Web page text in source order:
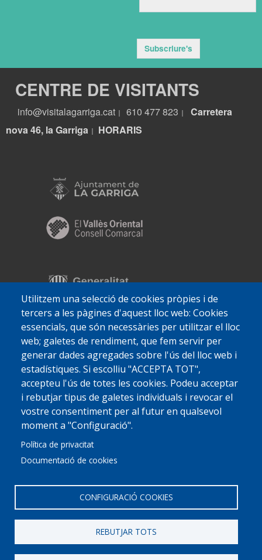
Utilitzem una selecció de cookies pròpies i de
tercers a les pàgines d'aquest lloc web: Cookies
essencials, que són necessàries per utilitzar el lloc
web; galetes de rendiment, que fem servir per
generar dades agregades sobre l'ús del lloc web i
estadístiques. Si escolliu "ACCEPTA TOT",
accepteu l'ús de totes les cookies. Podeu acceptar
i rebutjar tipus de galetes individuals i revocar el
vostre consentiment per al futur en qualsevol
moment a "Configuració".
Política de privacitat
Documentació de cookies
CONFIGURACIÓ COOKIES
REBUTJAR TOTS
Subscriure's
CENTRE DE VISITANTS
info@visitalagarriga.cat 610 477 823
Carretera
nova 46, la Garriga
HORARIS
© 2022 Ajuntament La GarrigaAvis legal
Protecció de dades
Política de CookiesImplementat perPerception